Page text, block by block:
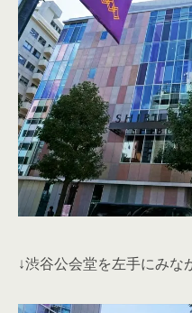
↓渋谷公会堂を左手にみな